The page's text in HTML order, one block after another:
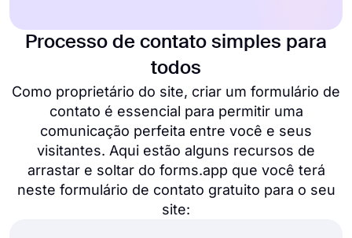
Processo de contato simples para
todos
Como proprietário do site, criar um formulário de
contato é essencial para permitir uma
comunicação perfeita entre você e seus
visitantes. Aqui estão alguns recursos de
arrastar e soltar do forms.app que você terá
neste formulário de contato gratuito para o seu
site: